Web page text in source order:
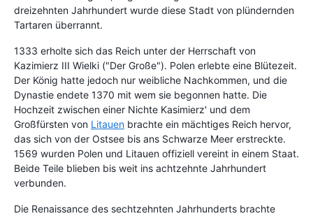
dreizehnten Jahrhundert wurde diese Stadt von plündernden
Tartaren überrannt.
1333 erholte sich das Reich unter der Herrschaft von
Kazimierz III Wielki ("Der Große"). Polen erlebte eine Blütezeit.
Der König hatte jedoch nur weibliche Nachkommen, und die
Dynastie endete 1370 mit wem sie begonnen hatte. Die
Hochzeit zwischen einer Nichte Kasimierz' und dem
Großfürsten von Litauen brachte ein mächtiges Reich hervor,
das sich von der Ostsee bis ans Schwarze Meer erstreckte.
1569 wurden Polen und Litauen offiziell vereint in einem Staat.
Beide Teile blieben bis weit ins achtzehnte Jahrhundert
verbunden.
Die Renaissance des sechtzehnten Jahrhunderts brachte